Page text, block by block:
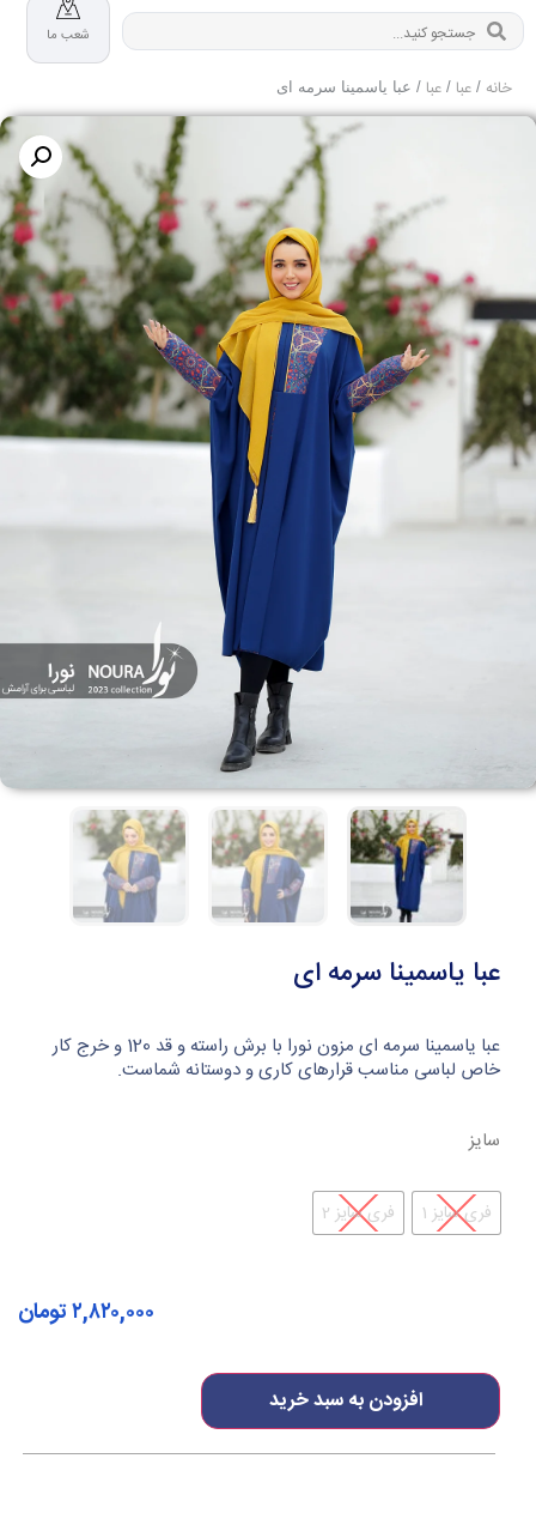
شعب ما
خانه / عبا / عبا / عبا یاسمینا سرمه ای
عبا یاسمینا سرمه ای
عبا یاسمینا سرمه ای مزون نورا با برش راسته و قد 120 و خرج کار
خاص لباسی مناسب قرارهای کاری و دوستانه شماست.
سایز
فری سایز 1 فری سایز 2
افزودن به سبد خرید
۲,۸۲۰,۰۰۰تومان